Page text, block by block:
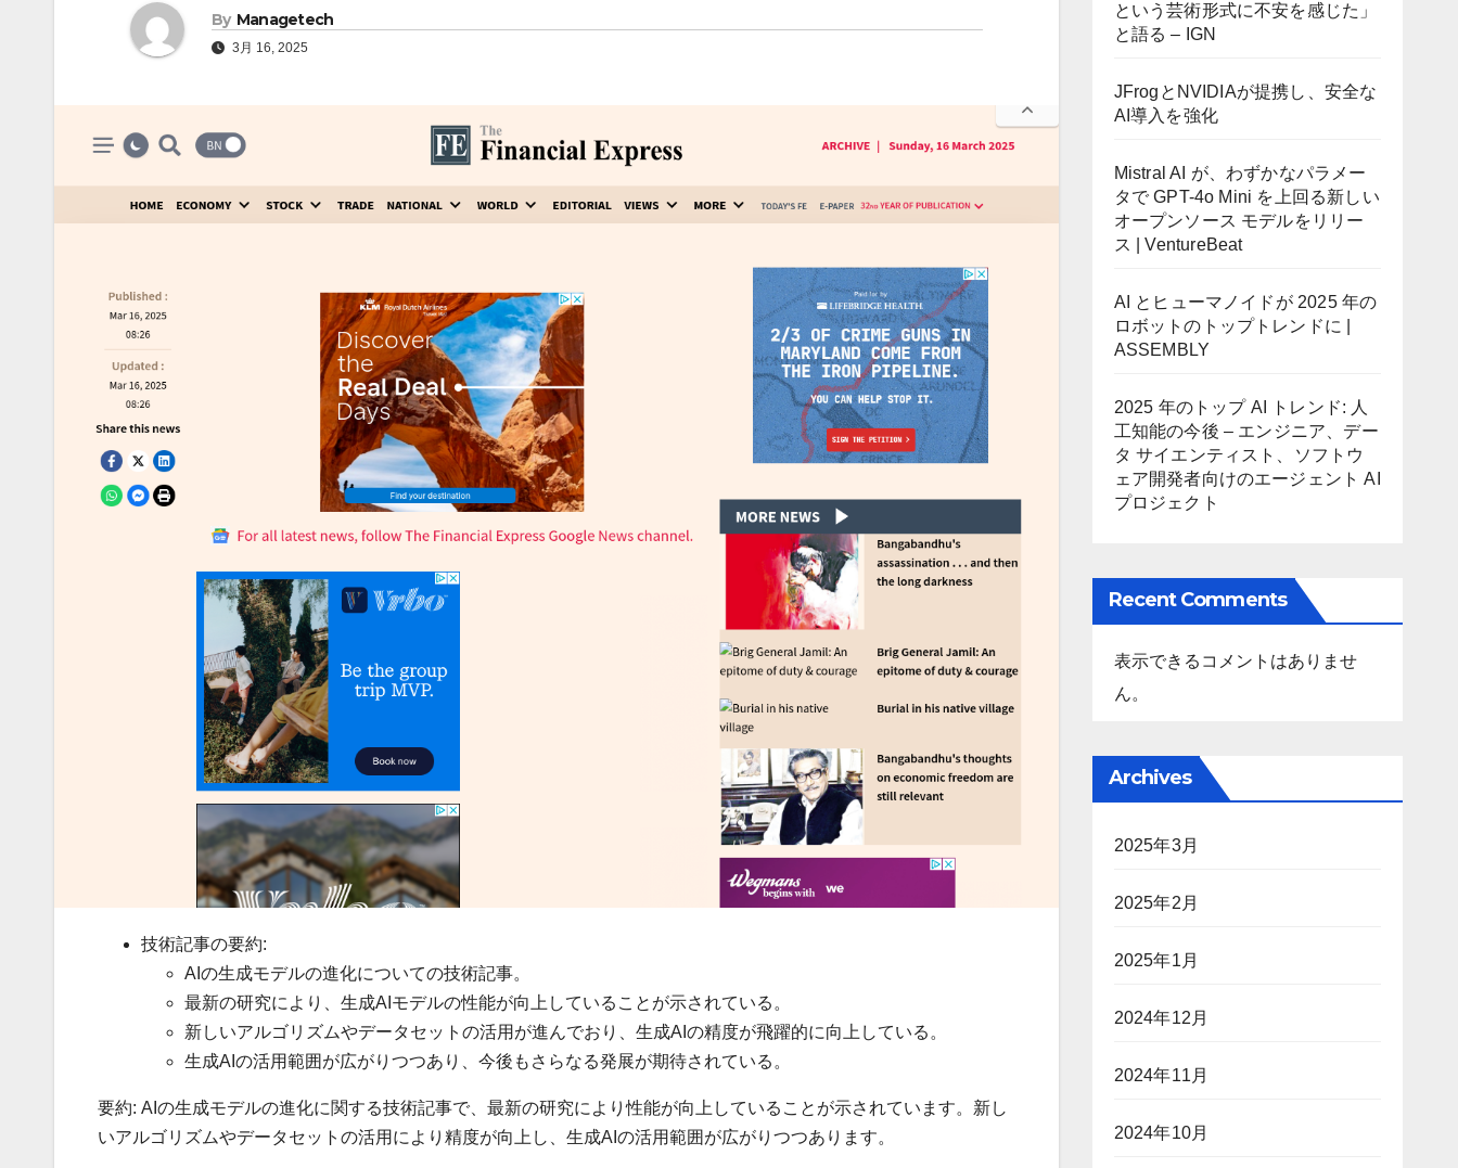
By Managetech
3月 16, 2025
技術記事の要約:
AIの生成モデルの進化についての技術記事。
最新の研究により、生成AIモデルの性能が向上していることが示されている。
新しいアルゴリズムやデータセットの活用が進んでおり、生成AIの精度が飛躍的に向上している。
生成AIの活用範囲が広がりつつあり、今後もさらなる発展が期待されている。
要約: AIの生成モデルの進化に関する技術記事で、最新の研究により性能が向上していることが示されています。新し
いアルゴリズムやデータセットの活用により精度が向上し、生成AIの活用範囲が広がりつつあります。
という芸術形式に不安を感じた」
と語る – IGN
JFrogとNVIDIAが提携し、安全な
AI導入を強化
Mistral AI が、わずかなパラメー
タで GPT-4o Mini を上回る新しい
オープンソース モデルをリリー
ス | VentureBeat
AI とヒューマノイドが 2025 年の
ロボットのトップトレンドに |
ASSEMBLY
2025 年のトップ AI トレンド: 人
工知能の今後 – エンジニア、デー
タ サイエンティスト、ソフトウ
ェア開発者向けのエージェント AI
プロジェクト
Recent Comments
表示できるコメントはありませ
ん。
Archives
2025年3月
2025年2月
2025年1月
2024年12月
2024年11月
2024年10月